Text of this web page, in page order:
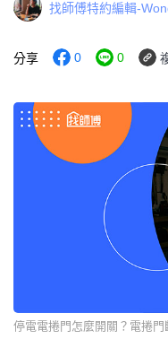
找師傅特約編輯-
分享 0 0
停電電捲門怎麼開關？電捲